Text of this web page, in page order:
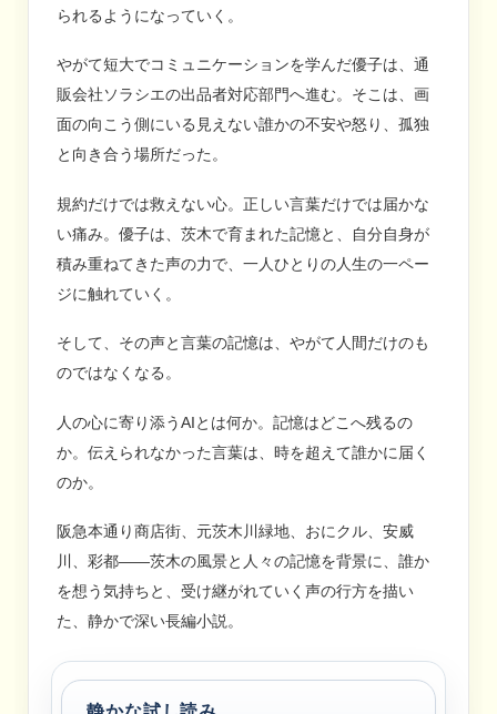
られるようになっていく。
やがて短大でコミュニケーションを学んだ優子は、通
販会社ソラシエの出品者対応部門へ進む。そこは、画
面の向こう側にいる見えない誰かの不安や怒り、孤独
と向き合う場所だった。
規約だけでは救えない心。正しい言葉だけでは届かな
い痛み。優子は、茨木で育まれた記憶と、自分自身が
積み重ねてきた声の力で、一人ひとりの人生の一ペー
ジに触れていく。
そして、その声と言葉の記憶は、やがて人間だけのも
のではなくなる。
人の心に寄り添うAIとは何か。記憶はどこへ残るの
か。伝えられなかった言葉は、時を超えて誰かに届く
のか。
阪急本通り商店街、元茨木川緑地、おにクル、安威
川、彩都――茨木の風景と人々の記憶を背景に、誰か
を想う気持ちと、受け継がれていく声の行方を描い
た、静かで深い長編小説。